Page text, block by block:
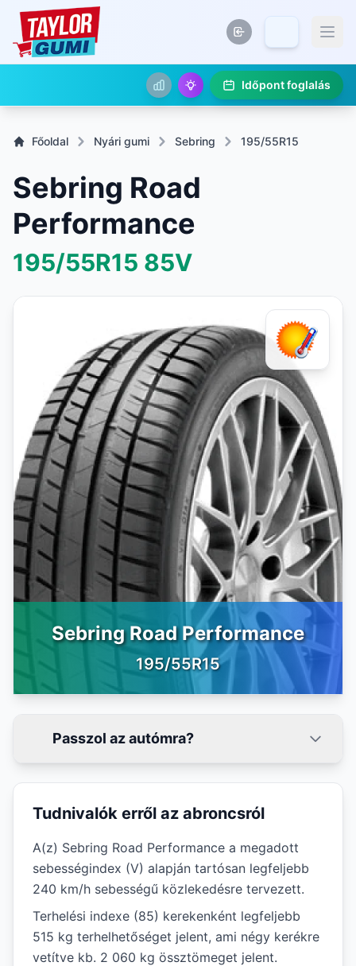
Időpont foglalás
Főoldal Nyári gumi Sebring 195/55R15
Sebring Road
Performance
195/55R15 85V
Sebring Road Performance
195/55R15
Passzol az autómra?
Tudnivalók erről az abroncsról
A(z) Sebring Road Performance a megadott
sebességindex (V) alapján tartósan legfeljebb
240 km/h sebességű közlekedésre tervezett.
Terhelési indexe (85) kerekenként legfeljebb
515 kg terhelhetőséget jelent, ami négy kerékre
vetítve kb. 2 060 kg össztömeget jelent.